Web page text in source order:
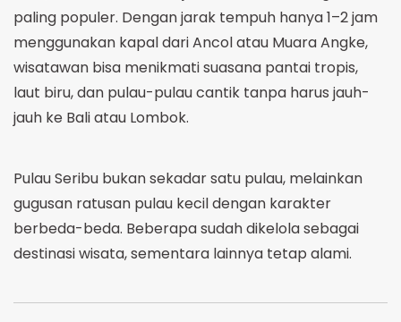
paling populer. Dengan jarak tempuh hanya 1–2 jam
menggunakan kapal dari Ancol atau Muara Angke,
wisatawan bisa menikmati suasana pantai tropis,
laut biru, dan pulau-pulau cantik tanpa harus jauh-
jauh ke Bali atau Lombok.
Pulau Seribu bukan sekadar satu pulau, melainkan
gugusan ratusan pulau kecil dengan karakter
berbeda-beda. Beberapa sudah dikelola sebagai
destinasi wisata, sementara lainnya tetap alami.